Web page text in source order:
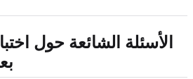
الأسئلة الشائعة حول